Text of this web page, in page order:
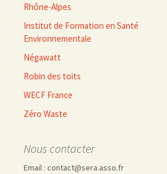
Rhône-Alpes
Institut de Formation en Santé
Environnementale
Négawatt
Robin des toits
WECF France
Zéro Waste
Nous contacter
Email : contact@sera.asso.fr